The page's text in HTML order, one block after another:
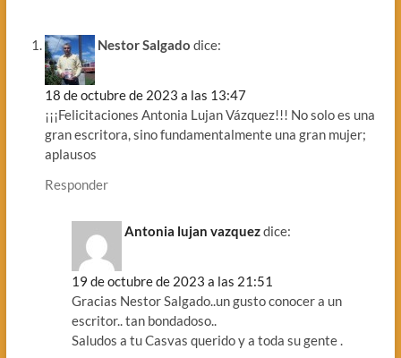
Nestor Salgado dice:
18 de octubre de 2023 a las 13:47
¡¡¡Felicitaciones Antonia Lujan Vázquez!!! No solo es una
gran escritora, sino fundamentalmente una gran mujer;
aplausos
Responder
Antonia lujan vazquezdice:
19 de octubre de 2023 a las 21:51
Gracias Nestor Salgado..un gusto conocer a un
escritor.. tan bondadoso..
Saludos a tu Casvas querido y a toda su gente .